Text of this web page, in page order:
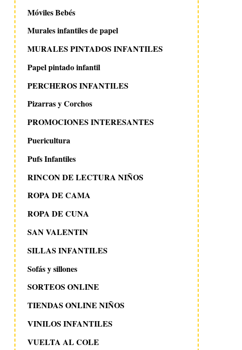
Móviles Bebés
Murales infantiles de papel
MURALES PINTADOS INFANTILES
Papel pintado infantil
PERCHEROS INFANTILES
Pizarras y Corchos
PROMOCIONES INTERESANTES
Puericultura
Pufs Infantiles
RINCON DE LECTURA NIÑOS
ROPA DE CAMA
ROPA DE CUNA
SAN VALENTIN
SILLAS INFANTILES
Sofás y sillones
SORTEOS ONLINE
TIENDAS ONLINE NIÑOS
VINILOS INFANTILES
VUELTA AL COLE